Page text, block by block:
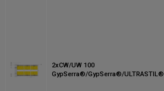
2xCW/UW 100
GypSerra®/GypSerra®/ULTRASTIL®